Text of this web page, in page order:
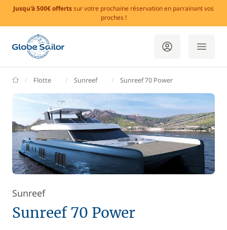
Jusqu'à 500€ offertssur votre prochaine réservation en parrainant vos
proches !
GlobeSailor
Flotte Sunreef Sunreef 70 Power
Sunreef
Sunreef 70 Power